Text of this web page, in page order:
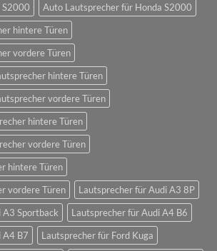
S2000
Auto Lautsprecher für Honda S2000
hintere Türen
vordere Türen
hintere Türen
vordere Türen
hintere Türen
vordere Türen
hintere Türen
vordere Türen
Lautsprecher für Audi A3 8P
Sportback
Lautsprecher für Audi A4 B6
A4 B7
Lautsprecher für Ford Kuga